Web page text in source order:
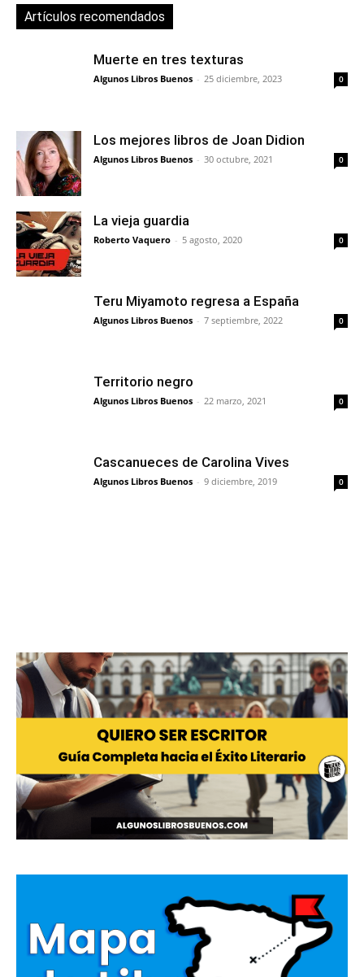
Artículos recomendados
Muerte en tres texturas
Algunos Libros Buenos - 25 diciembre, 2023 0
Los mejores libros de Joan Didion
Algunos Libros Buenos - 30 octubre, 2021 0
La vieja guardia
Roberto Vaquero - 5 agosto, 2020 0
Teru Miyamoto regresa a España
Algunos Libros Buenos - 7 septiembre, 2022 0
Territorio negro
Algunos Libros Buenos - 22 marzo, 2021 0
Cascanueces de Carolina Vives
Algunos Libros Buenos - 9 diciembre, 2019 0